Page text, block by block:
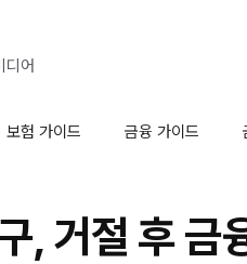
디어
보험 가이드 금융 가이드
, 거절 후 금